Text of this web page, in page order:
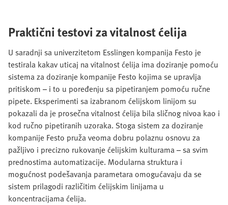
Praktični testovi za vitalnost ćelija
U saradnji sa univerzitetom Esslingen kompanija Festo je
testirala kakav uticaj na vitalnost ćelija ima doziranje pomoću
sistema za doziranje kompanije Festo kojima se upravlja
pritiskom – i to u poređenju sa pipetiranjem pomoću ručne
pipete. Eksperimenti sa izabranom ćelijskom linijom su
pokazali da je prosečna vitalnost ćelija bila sličnog nivoa kao i
kod ručno pipetiranih uzoraka. Stoga sistem za doziranje
kompanije Festo pruža veoma dobru polaznu osnovu za
pažljivo i precizno rukovanje ćelijskim kulturama – sa svim
prednostima automatizacije. Modularna struktura i
mogućnost podešavanja parametara omogućavaju da se
sistem prilagodi različitim ćelijskim linijama u
koncentracijama ćelija.